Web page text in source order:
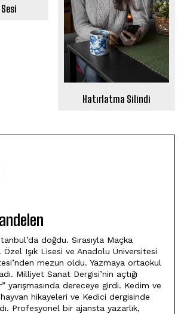
Sesi
Hatırlatma Silindi
doğdu. Sırasıyla Maçka
Özel Işık Lisesi ve Anadolu Üniversitesi
mezun oldu. Yazmaya ortaokul
Milliyet Sanat Dergisi’nin açtığı
yarışmasında dereceye girdi. Kedim ve
hikayeleri ve Kedici dergisinde
Profesyonel bir ajansta yazarlık,